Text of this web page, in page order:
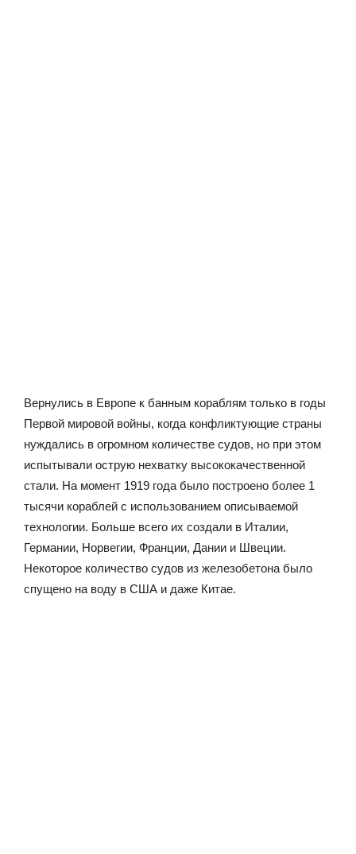
Вернулись в Европе к банным кораблям только в годы
Первой мировой войны, когда конфликтующие страны
нуждались в огромном количестве судов, но при этом
испытывали острую нехватку высококачественной
стали. На момент 1919 года было построено более 1
тысячи кораблей с использованием описываемой
технологии. Больше всего их создали в Италии,
Германии, Норвегии, Франции, Дании и Швеции.
Некоторое количество судов из железобетона было
спущено на воду в США и даже Китае.